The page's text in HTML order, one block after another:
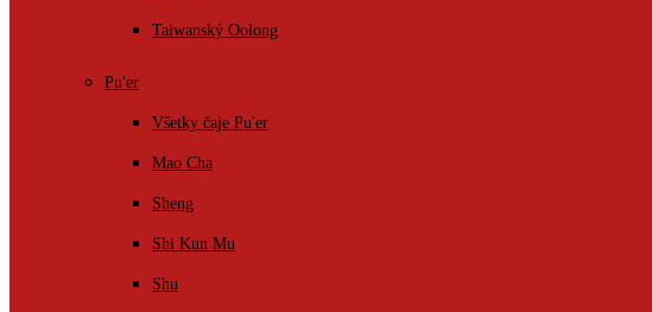
Taiwanský Oolong
Pu'er
Všetky čaje Pu'er
Mao Cha
Sheng
Shi Kun Mu
Shu